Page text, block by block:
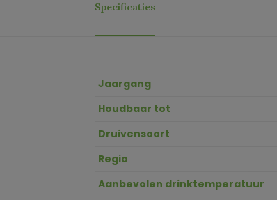
Specificaties
Jaargang
Houdbaar tot
Druivensoort
Regio
Aanbevolen drinktemperatuur